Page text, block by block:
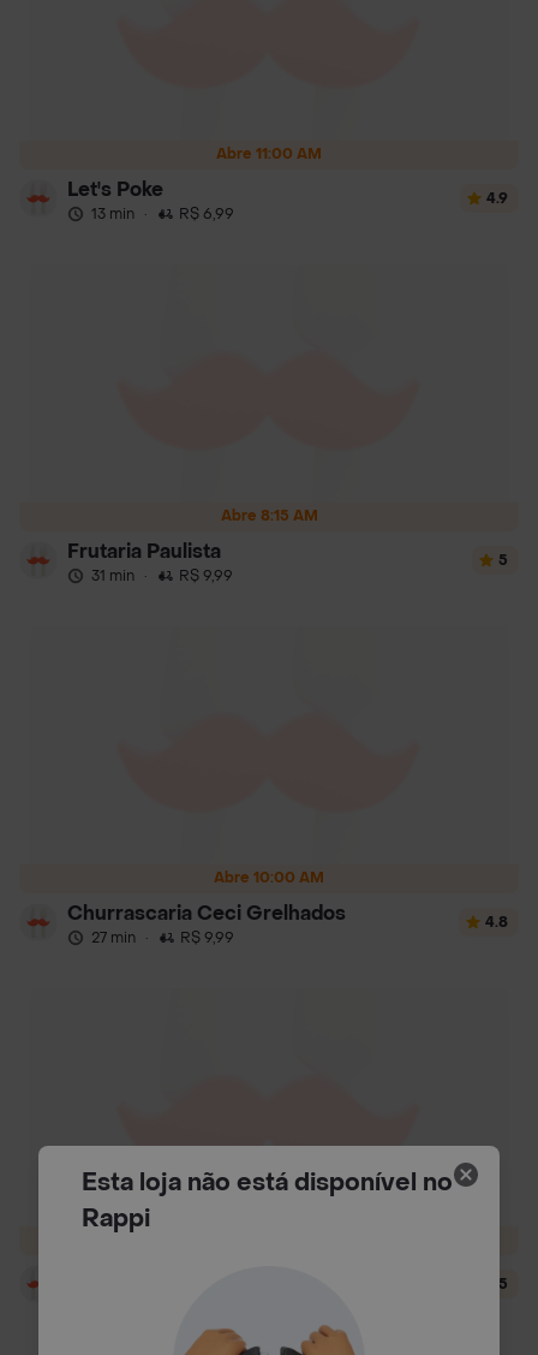
Abre 11:00 AM
Let's Poke
13 min · R$ 6,99
4.9
Abre 8:15 AM
Frutaria Paulista
31 min · R$ 9,99
5
Abre 10:00 AM
Churrascaria Ceci Grelhados
27 min · R$ 9,99
4.8
4.5
Esta loja não está disponível no
Rappi